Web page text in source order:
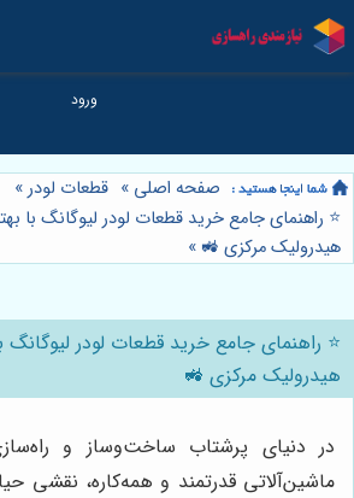
صفحه اصلی » قطعات لودر»
⭐️ راهنمای جامع خرید قطعات لودر لیوگانگ با
هیدرولیک مرکزی 🚜 »
⭐️ راهنمای جامع خرید قطعات لودر لیوگانگ
هیدرولیک مرکزی 🚜
در دنیای پرشتاب ساخت‌وساز و
ماشین‌آلاتی قدرتمند و همه‌کاره، نقشی